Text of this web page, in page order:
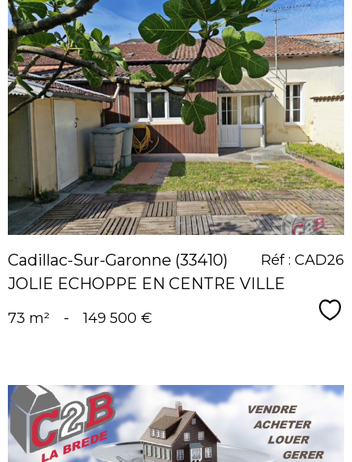
voir le
bien
Cadillac-Sur-Garonne (33410)
JOLIE ECHOPPE EN CENTRE VILLE
Réf : CAD26
73 m² - 149 500 €